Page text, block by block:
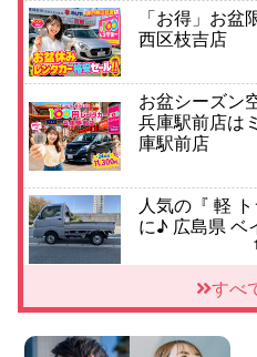
「お得」お盆
西区枝吉店
お盆シーズン
兵庫駅前店は
庫駅前店
人気の『 軽
に♪ 広島県 ベ
★WRX 作業
ー店
すべ